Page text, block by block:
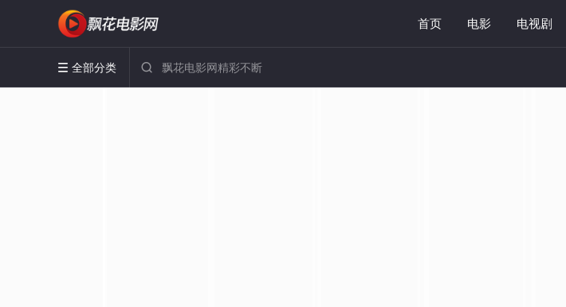
首页 电影 电视剧
 全部分类 